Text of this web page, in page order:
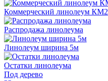
Коммерческий линолеум КМ2
Распродажа линолеума
Линолеум ширина 5м
Остатки линолеума
Под дерево